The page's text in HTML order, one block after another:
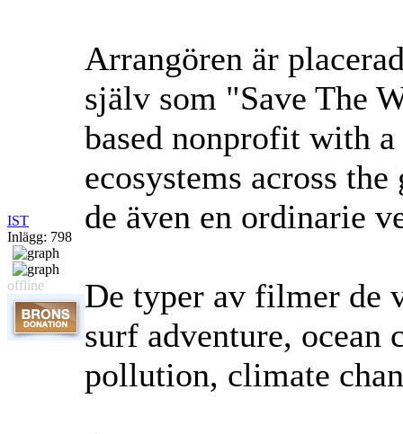
IST
Inlägg: 798
offline
Arrangören är
själv som "Save The
based nonprofit with
ecosystems across
de även en ordinarie
De typer av filmer de
surf adventure, ocean
pollution, climate